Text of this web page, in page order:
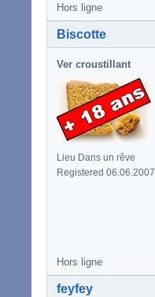
Hors ligne
Biscotte
Ver croustillant
Lieu Dans un rêve
Registered 06.06.2007
Hors ligne
feyfey